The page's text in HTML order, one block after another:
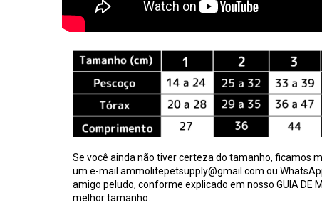
Se você ainda não tiver certeza do tamanho, ficamos
um e-mail ammolitepetsupply@gmail.com ou
amigo peludo, conforme explicado em nosso GUIA DE
melhor tamanho.